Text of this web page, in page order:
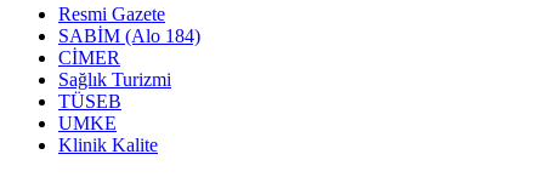
Resmi Gazete
SABİM (Alo 184)
CİMER
Sağlık Turizmi
TÜSEB
UMKE
Klinik Kalite